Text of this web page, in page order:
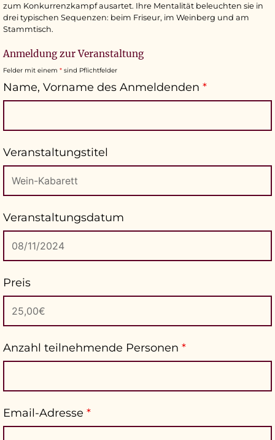
zum Konkurrenzkampf ausartet. Ihre Mentalität beleuchten sie in
drei typischen Sequenzen: beim Friseur, im Weinberg und am
Stammtisch.
Anmeldung zur Veranstaltung
Felder mit einem *sind Pflichtfelder
Name, Vorname des Anmeldenden *
Veranstaltungstitel
Veranstaltungsdatum
Preis
Anzahl teilnehmende Personen *
Email-Adresse *